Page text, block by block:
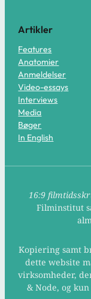
Artikler
Features
Anatomier
Anmeldelser
Video-essays
Interviews
Media
Bøger
In English
16:9
Filminstitut
Kopiering samt
dette website
virksomheder,
& Node, og